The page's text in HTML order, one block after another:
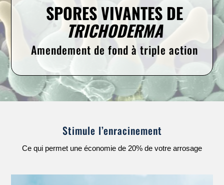
SPORES VIVANTES DE
TRICHODERMA
Amendement de fond à triple action
Stimule l’enracinement
Ce qui permet une économie de 20% de votre arrosage